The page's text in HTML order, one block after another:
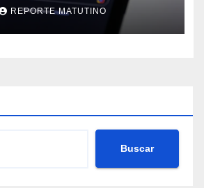
con OpenAI y
REPORTE MATUTINO
Buscar